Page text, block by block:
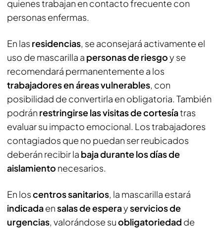
quienes trabajan en contacto frecuente con
personas enfermas.
En las residencias, se aconsejará activamente el
uso de mascarilla a personas de riesgoy se
recomendará permanentemente a los
trabajadores en áreas vulnerables, con
posibilidad de convertirla en obligatoria. También
podrán restringirse las visitas de cortesíatras
evaluar su impacto emocional. Los trabajadores
contagiados que no puedan ser reubicados
deberán recibir la baja durante los días de
aislamiento necesarios.
En loscentros sanitarios, la mascarilla estará
indicadaensalas de esperayservicios de
urgencias, valorándose suobligatoriedad de